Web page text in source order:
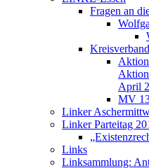
Fragen an
Kreisverband
April
MV
Linker
Linker Parteitag
Links
Linksammlung: